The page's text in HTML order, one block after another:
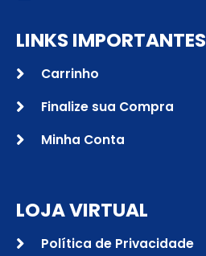
LINKS IMPORTANTES
Carrinho
Finalize sua Compra
Minha Conta
LOJA VIRTUAL
Política de Privacidade